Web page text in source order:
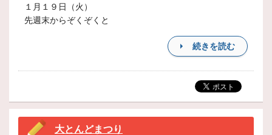
１月１９日（火）
先週末からぞくぞくと
続きを読む
大とんどまつり